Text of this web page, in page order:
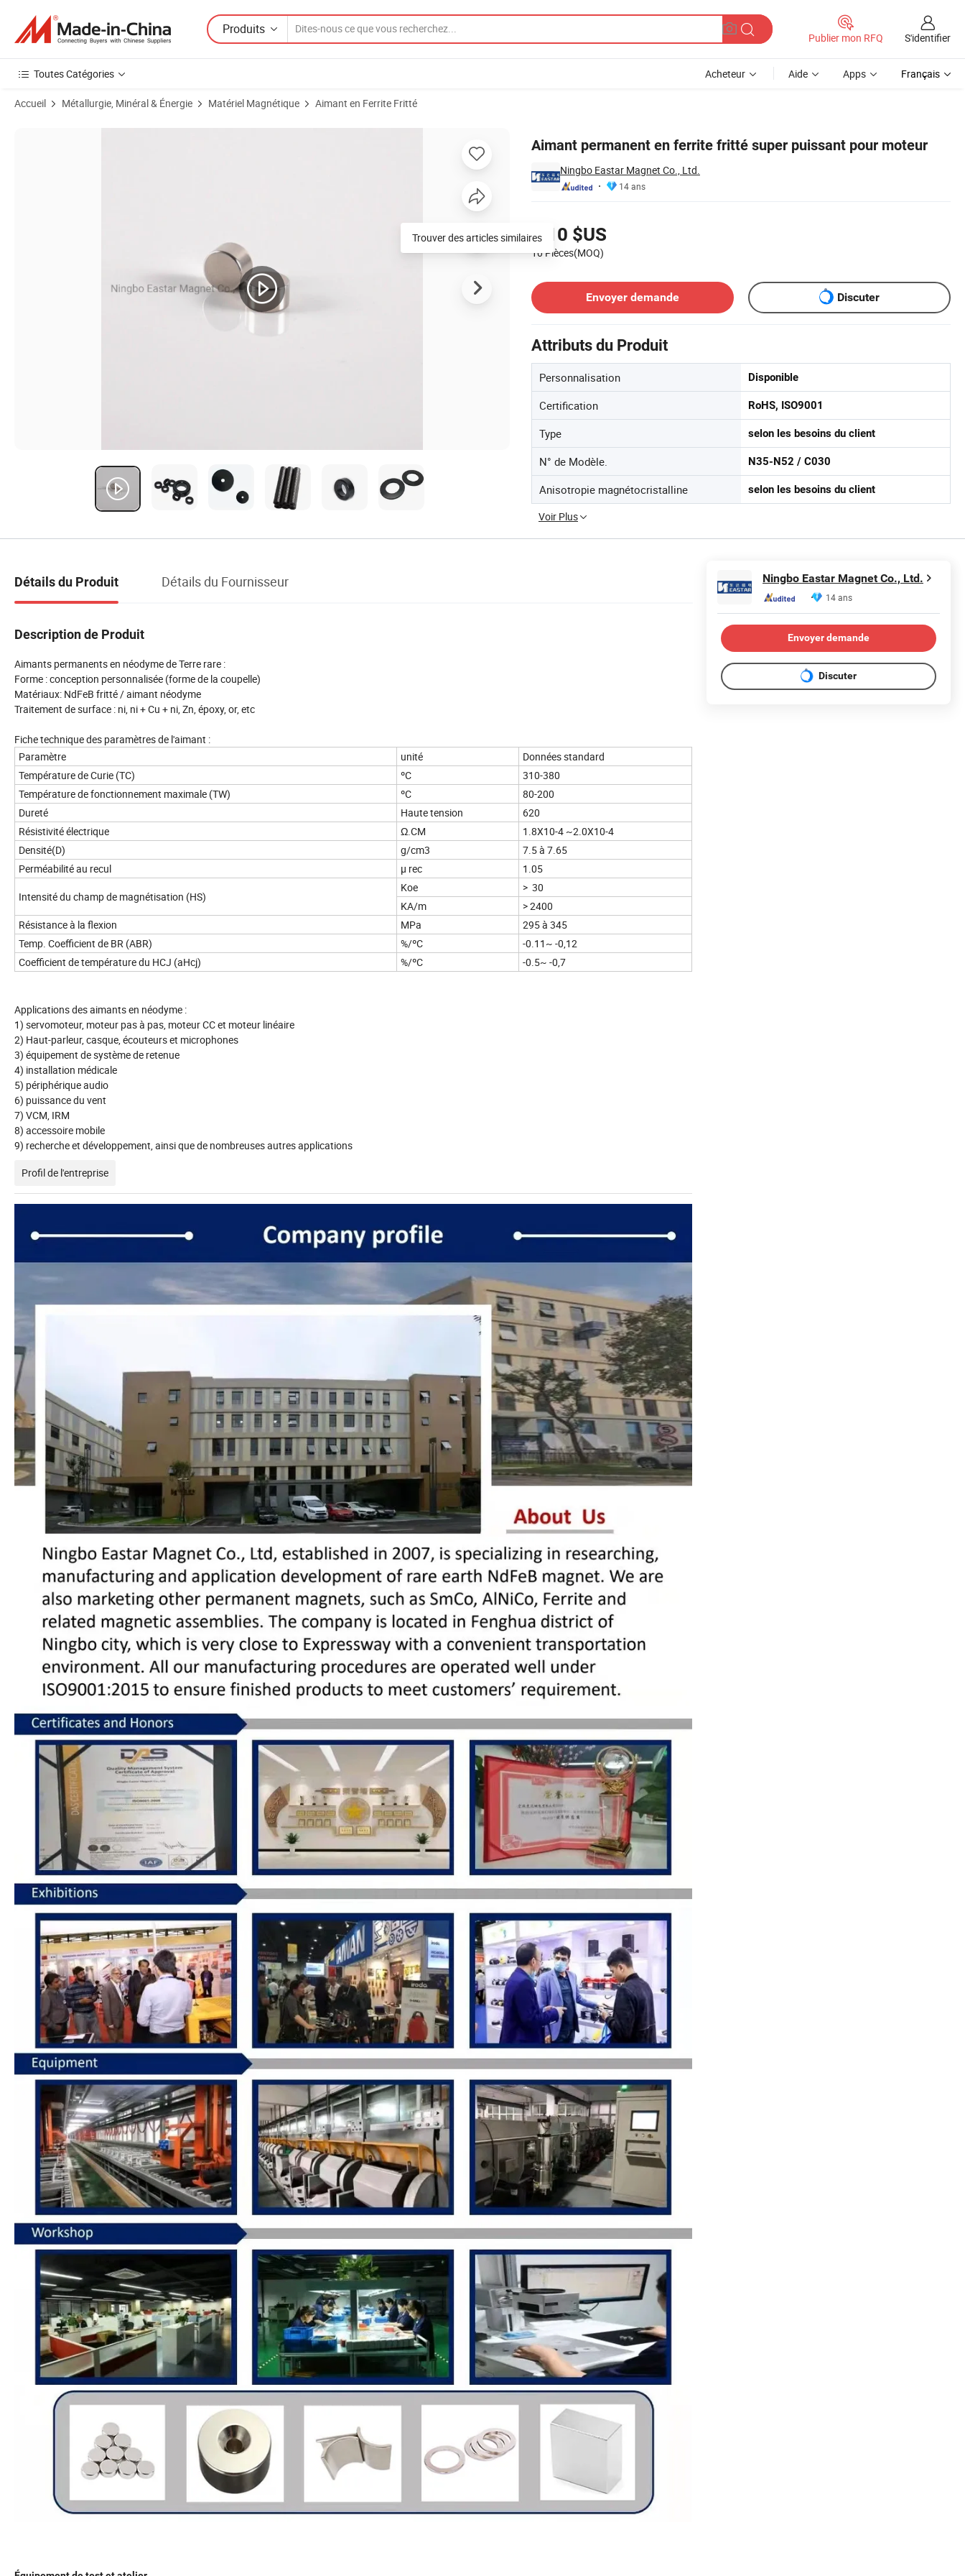
Produits
Publier mon RFQ S'identifier
Toutes Catégories Acheteur Aide Apps Français
Accueil Métallurgie, Minéral & Énergie Matériel Magnétique Aimant en Ferrite Fritté
Aimant permanent en ferrite fritté super puissant pour moteur
Ningbo Eastar Magnet Co., Ltd.
14 ans
0,10 $US
10 Pièces(MOQ)
Envoyer demande
Discuter
Attributs du Produit
Personnalisation Disponible
Certification RoHS, ISO9001
Type selon les besoins du client
N° de Modèle. N35-N52 / C030
Anisotropie magnétocristalline selon les besoins du client
Voir Plus
Images du produit de Aimant permanent en ferrite fritté super puissant pour moteur
Détails du Produit Détails du Fournisseur
Description de Produit
Aimants permanents en néodyme de Terre rare :
Forme : conception personnalisée (forme de la coupelle)
Matériaux: NdFeB fritté / aimant néodyme
Traitement de surface : ni, ni + Cu + ni, Zn, époxy, or, etc
Fiche technique des paramètres de l'aimant :
Paramètre
unité
Données standard
Température de Curie (TC)
ºC
310-380
Température de fonctionnement maximale (TW)
ºC
80-200
Dureté
Haute tension
620
Résistivité électrique
Ω.CM
1.8X10-4 ~2.0X10-4
Densité(D)
g/cm3
7.5 à 7.65
Perméabilité au recul
µ rec 1.05
Intensité du champ de magnétisation (HS)
Koe
> 30
KA/m
> 2400
Résistance à la flexion
MPa
295 à 345
Temp. Coefficient de BR (ABR)
%/ºC
-0.11~ -0,12
Coefficient de température du HCJ (aHcj)
%/ºC -0.5~ -0,7
Applications des aimants en néodyme :
1) servomoteur, moteur pas à pas, moteur CC et moteur linéaire
2) Haut-parleur, casque, écouteurs et microphones
3) équipement de système de retenue
4) installation médicale
5) périphérique audio
6) puissance du vent
7) VCM, IRM
8) accessoire mobile
9) recherche et développement, ainsi que de nombreuses autres applications
Profil de l'entreprise
Ningbo Eastar Magnet Co., Ltd.
14 ans
Envoyer demande
Discuter